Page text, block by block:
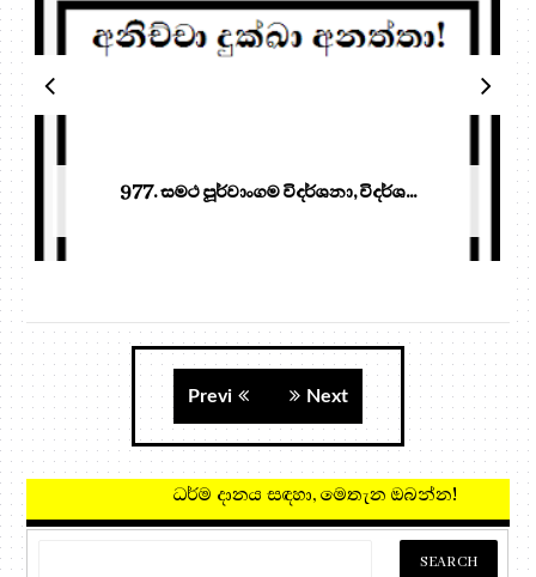
977. සමථ පූර්වාංගම විදර්ශනා, විදර්ශ...
Next
Previ
ධර්ම දානය සඳහා, මෙතැන ඔබන්න!